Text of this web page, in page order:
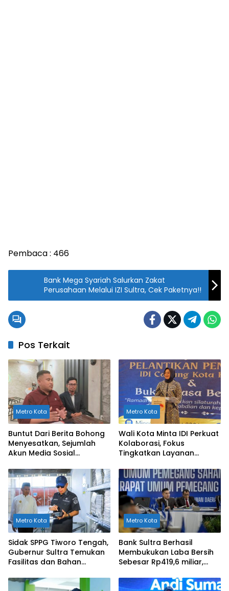
Pembaca : 466
Bank Mega Syariah Salurkan Zakat
Perusahaan Melalui IZI Sultra, Cek Paketnya!!
Pos Terkait
Metro Kota
Buntut Dari Berita Bohong
Menyesatkan, Sejumlah
Akun Media Sosial
Metro Kota
Wali Kota Minta IDI Perkuat
Kolaborasi, Fokus
Tingkatkan Layanan
Metro Kota
Sidak SPPG Tiworo Tengah,
Gubernur Sultra Temukan
Fasilitas dan Bahan
Standar
Metro Kota
Bank Sultra Berhasil
Membukukan Laba Bersih
Sebesar Rp419,6 miliar,
Capaian Tahun 2024